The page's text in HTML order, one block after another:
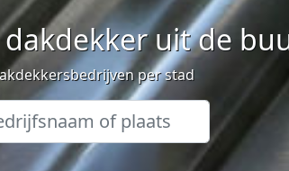
uit de
per stad